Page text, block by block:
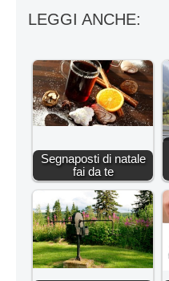
LEGGI ANCHE:
Segnaposti di natale
fai da te